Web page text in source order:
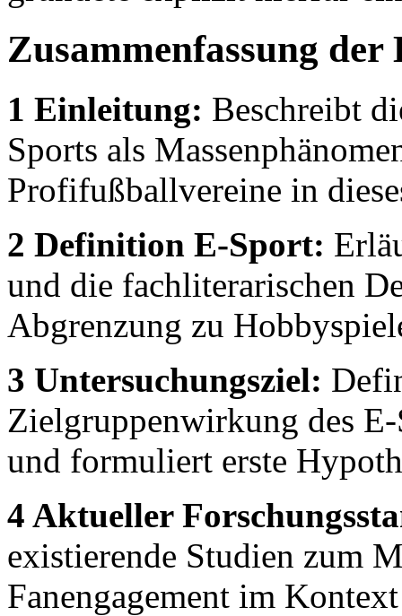
Zusammenfassung der
1 Einleitung: Beschreibt
Sports als
Profifußballvereine in
2 Definition E-Sport:
und die fachliterarischen
Abgrenzung zu
3 Untersuchungsziel:
Zielgruppenwirkung des
und formuliert erste
4 Aktueller
existierende Studien zum
Fanengagement im